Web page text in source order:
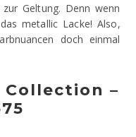
Geltung. Denn wenn
metallic Lacke! Also,
doch einmal
Collection –